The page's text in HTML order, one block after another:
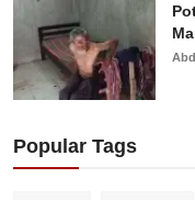
Popular Tags